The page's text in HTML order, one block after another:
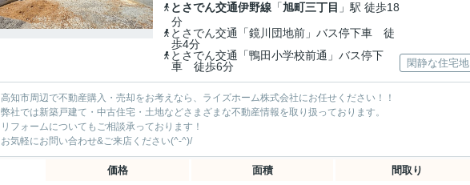
とさでん交通伊野線 「旭町三丁目 」駅 徒歩18
分
とさでん交通「鏡川団地前」バス停下車 徒
歩4分
とさでん交通「鴨田小学校前通」バス停下
車 徒歩6分
閑静な住宅地
高知市周辺で不動産購入・売却をお考えなら、ライズホーム株式会社にお任せください！！
弊社では新築戸建て・中古住宅・土地などさまざまな不動産情報を取り扱っております。
リフォームについてもご相談承っております！
お気軽にお問い合わせ&ご来店ください‍(^-^)/
価格 面積 間取り